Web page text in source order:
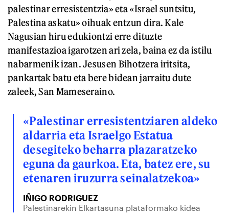
palestinar erresistentzia» eta «Israel suntsitu,
Palestina askatu» oihuak entzun dira. Kale
Nagusian hiru edukiontzi erre dituzte
manifestazioa igarotzen ari zela, baina ez da istilu
nabarmenik izan. Jesusen Bihotzera iritsita,
pankartak batu eta bere bidean jarraitu dute
zaleek, San Mameseraino.
«Palestinar erresistentziaren aldeko
aldarria eta Israelgo Estatua
desegiteko beharra plazaratzeko
eguna da gaurkoa. Eta, batez ere, su
etenaren iruzurra seinalatzekoa»
IÑIGO RODRIGUEZ
Palestinarekin Elkartasuna plataformako kidea